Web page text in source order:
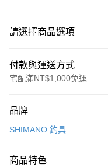
請選擇商品選項
付款與運送方式
宅配滿NT$1,000免運
信用卡一次付款
3 期 0 利率 每期
品牌
SHIMANO 釣具
商品特色